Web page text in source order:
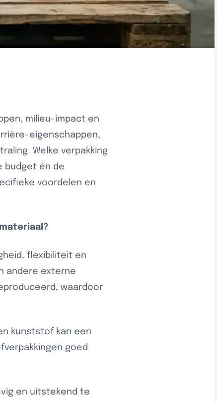
milieu-impact en
eigenschappen,
Welke verpakking
budget én de
voordelen en
flexibiliteit en
andere externe
waardoor
kunststof kan een
goed
en uitstekend te